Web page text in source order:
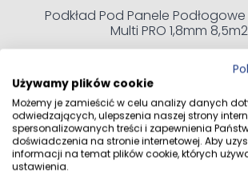
przeznaczenie: salon, sypialnia, pokój
biuro, przedpokój, kuchnia
opakowanie: 2,372 m², 9 sztuk
Swiss Krono Dąb Livorno D3033 to
estetykę naturalnego drewna z
użytkowania. Starannie odwzorowany
odporność na ścieranie, wodoodporna
łatwy montaż sprawiają, że jest to
Podkład Pod Panele
Multi PRO 1,8mm 8,5m2
Dodaj do koszyka
Używamy plików cookie
Możemy je zamieścić w celu analizy danych
odwiedzających, ulepszenia naszej strony
spersonalizowanych treści i zapewnienia
doświadczenia na stronie internetowej. Aby
informacji na temat plików cookie, których
ustawienia.